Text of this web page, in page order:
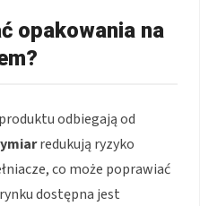
opakowania na
odbiegają od
redukują ryzyko
co może poprawiać
dostępna jest